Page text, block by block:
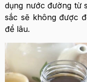
dụng nước đường từ
sắc sẽ không được
để lâu.